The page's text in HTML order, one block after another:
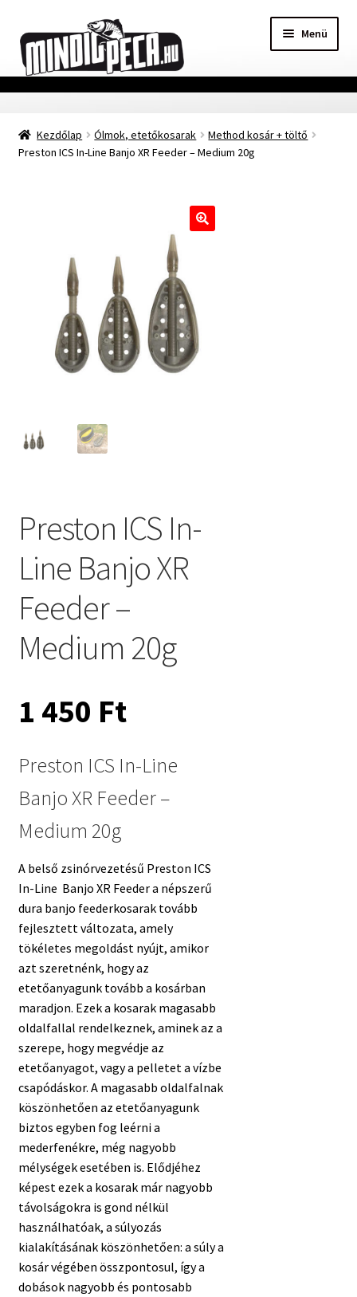
a
navigációhoz
a
tartalomba
Menü
Főoldal
Adatvédelmi nyilatkozat
Kapcsolat
Mohosz Versenynaptár 2025
Kezdőlap Ólmok, etetőkosarak
Method kosár + töltő
Preston ICS In-Line Banjo XR Feeder – Medium 20g
Preston ICS In-
Line Banjo XR
Feeder –
Medium 20g
1 450 Ft
Preston ICS In-Line
Banjo XR Feeder –
Medium 20g
A belső zsinórvezetésű Preston ICS
In-Line Banjo XR Feeder a népszerű
dura banjo feederkosarak tovább
fejlesztett változata, amely
tökéletes megoldást nyújt, amikor
azt szeretnénk, hogy az
etetőanyagunk tovább a kosárban
maradjon. Ezek a kosarak magasabb
oldalfallal rendelkeznek, aminek az a
szerepe, hogy megvédje az
etetőanyagot, vagy a pelletet a vízbe
csapódáskor. A magasabb oldalfalnak
köszönhetően az etetőanyagunk
biztos egyben fog leérni a
mederfenékre, még nagyobb
mélységek esetében is. Elődjéhez
képest ezek a kosarak már nagyobb
távolságokra is gond nélkül
használhatóak, a súlyozás
kialakításának köszönhetően: a súly a
kosár végében összpontosul, így a
dobások nagyobb és pontosabb